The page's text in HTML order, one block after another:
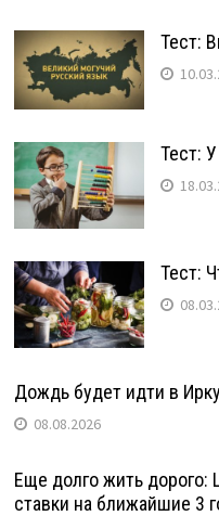
Тест:
Тест:
Тест:
Дождь будет идти в
08.08.2026
Еще долго жить дорого:
ставки на ближайшие 3